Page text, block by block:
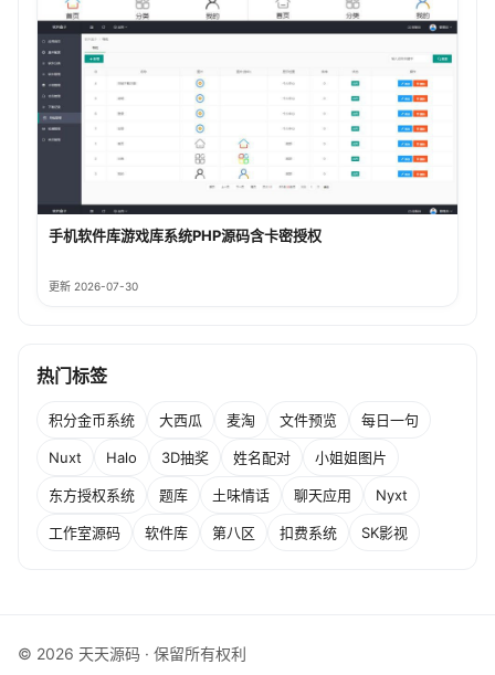
手机软件库游戏库系统PHP源码含卡密授权
更新 2026-07-30
热门标签
积分金币系统 大西瓜 麦淘 文件预览 每日一句
Nuxt Halo 3D抽奖 姓名配对 小姐姐图片
东方授权系统 题库 土味情话 聊天应用 Nyxt
工作室源码 软件库 第八区 扣费系统 SK影视
© 2026 天天源码 · 保留所有权利